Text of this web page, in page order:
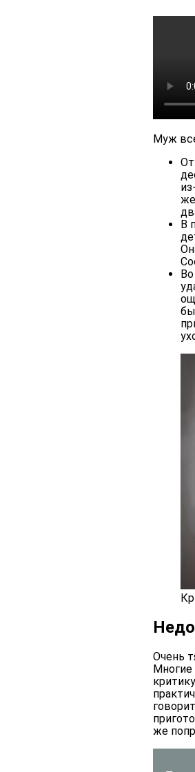
Муж
В
бы
Очень
же